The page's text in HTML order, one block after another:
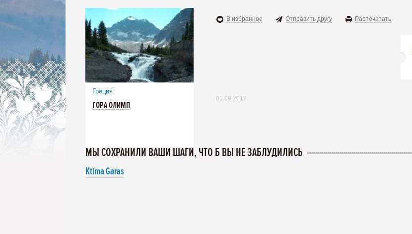
Греция
ГОРА ОЛИМП
В избранное Отправить другу Распечатать
01.09.2017
МЫ СОХРАНИЛИ ВАШИ ШАГИ, ЧТО Б ВЫ НЕ ЗАБЛУДИЛИСЬ
Ktima Garas